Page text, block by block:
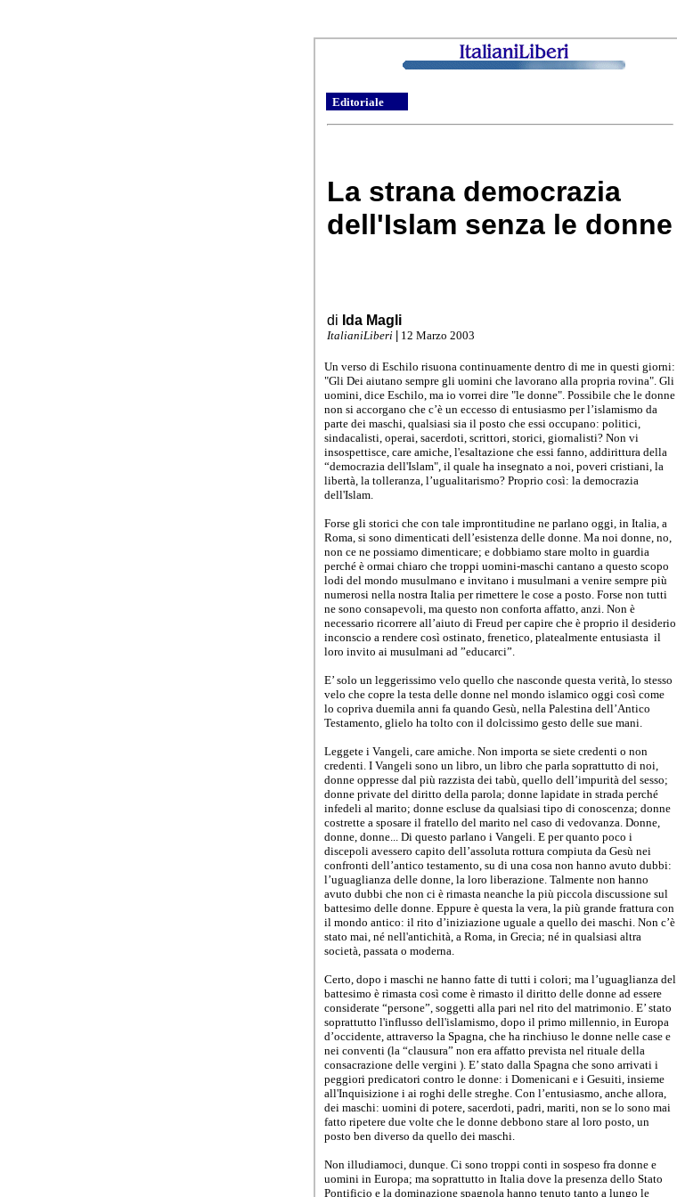
Editoriale
La strana democrazia
dell'Islam senza le donne
di Ida Magli
ItalianiLiberi 12 Marzo 2003
Un verso di Eschilo risuona continuamente dentro di me in questi giorni:
"Gli Dei aiutano sempre gli uomini che lavorano alla propria rovina". Gli
uomini, dice Eschilo, ma io vorrei dire "le donne". Possibile che le donne
non si accorgano che c’è un eccesso di entusiasmo per l’islamismo da
parte dei maschi, qualsiasi sia il posto che essi occupano: politici,
sindacalisti, operai, sacerdoti, scrittori, storici, giornalisti? Non vi
insospettisce, care amiche, l'esaltazione che essi fanno, addirittura della
“democrazia dell'Islam", il quale ha insegnato a noi, poveri cristiani, la
libertà, la tolleranza, l’ugualitarismo? Proprio così: la democrazia
dell'Islam.
Forse gli storici che con tale improntitudine ne parlano oggi, in Italia, a
Roma, si sono dimenticati dell’esistenza delle donne. Ma noi donne, no,
non ce ne possiamo dimenticare; e dobbiamo stare molto in guardia
perché è ormai chiaro che troppi uomini-maschi cantano a questo scopo
lodi del mondo musulmano e invitano i musulmani a venire sempre più
numerosi nella nostra Italia per rimettere le cose a posto. Forse non tutti
ne sono consapevoli, ma questo non conforta affatto, anzi. Non è
necessario ricorrere all’aiuto di Freud per capire che è proprio il desiderio
inconscio a rendere così ostinato, frenetico, platealmente entusiasta il
loro invito ai musulmani ad ”educarci”.
E’ solo un leggerissimo velo quello che nasconde questa verità, lo stesso
velo che copre la testa delle donne nel mondo islamico oggi così come
lo copriva duemila anni fa quando Gesù, nella Palestina dell’Antico
Testamento, glielo ha tolto con il dolcissimo gesto delle sue mani.
Leggete i Vangeli, care amiche. Non importa se siete credenti o non
credenti. I Vangeli sono un libro, un libro che parla soprattutto di noi,
donne oppresse dal più razzista dei tabù, quello dell’impurità del sesso;
donne private del diritto della parola; donne lapidate in strada perché
infedeli al marito; donne escluse da qualsiasi tipo di conoscenza; donne
costrette a sposare il fratello del marito nel caso di vedovanza. Donne,
donne, donne... Di questo parlano i Vangeli. E per quanto poco i
discepoli avessero capito dell’assoluta rottura compiuta da Gesù nei
confronti dell’antico testamento, su di una cosa non hanno avuto dubbi:
l’uguaglianza delle donne, la loro liberazione. Talmente non hanno
avuto dubbi che non ci è rimasta neanche la più piccola discussione sul
battesimo delle donne. Eppure è questa la vera, la più grande frattura con
il mondo antico: il rito d’iniziazione uguale a quello dei maschi. Non c’è
stato mai, né nell'antichità, a Roma, in Grecia; né in qualsiasi altra
società, passata o moderna.
Certo, dopo i maschi ne hanno fatte di tutti i colori; ma l’uguaglianza del
battesimo è rimasta così come è rimasto il diritto delle donne ad essere
considerate “persone”, soggetti alla pari nel rito del matrimonio. E’ stato
soprattutto l'influsso dell'islamismo, dopo il primo millennio, in Europa
d’occidente, attraverso la Spagna, che ha rinchiuso le donne nelle case e
nei conventi (la “clausura” non era affatto prevista nel rituale della
consacrazione delle vergini ). E’ stato dalla Spagna che sono arrivati i
peggiori predicatori contro le donne: i Domenicani e i Gesuiti, insieme
all'Inquisizione i ai roghi delle streghe. Con l’entusiasmo, anche allora,
dei maschi: uomini di potere, sacerdoti, padri, mariti, non se lo sono mai
fatto ripetere due volte che le donne debbono stare al loro posto, un
posto ben diverso da quello dei maschi.
Non illudiamoci, dunque. Ci sono troppi conti in sospeso fra donne e
uomini in Europa; ma soprattutto in Italia dove la presenza dello Stato
Pontificio e la dominazione spagnola hanno tenuto tanto a lungo le